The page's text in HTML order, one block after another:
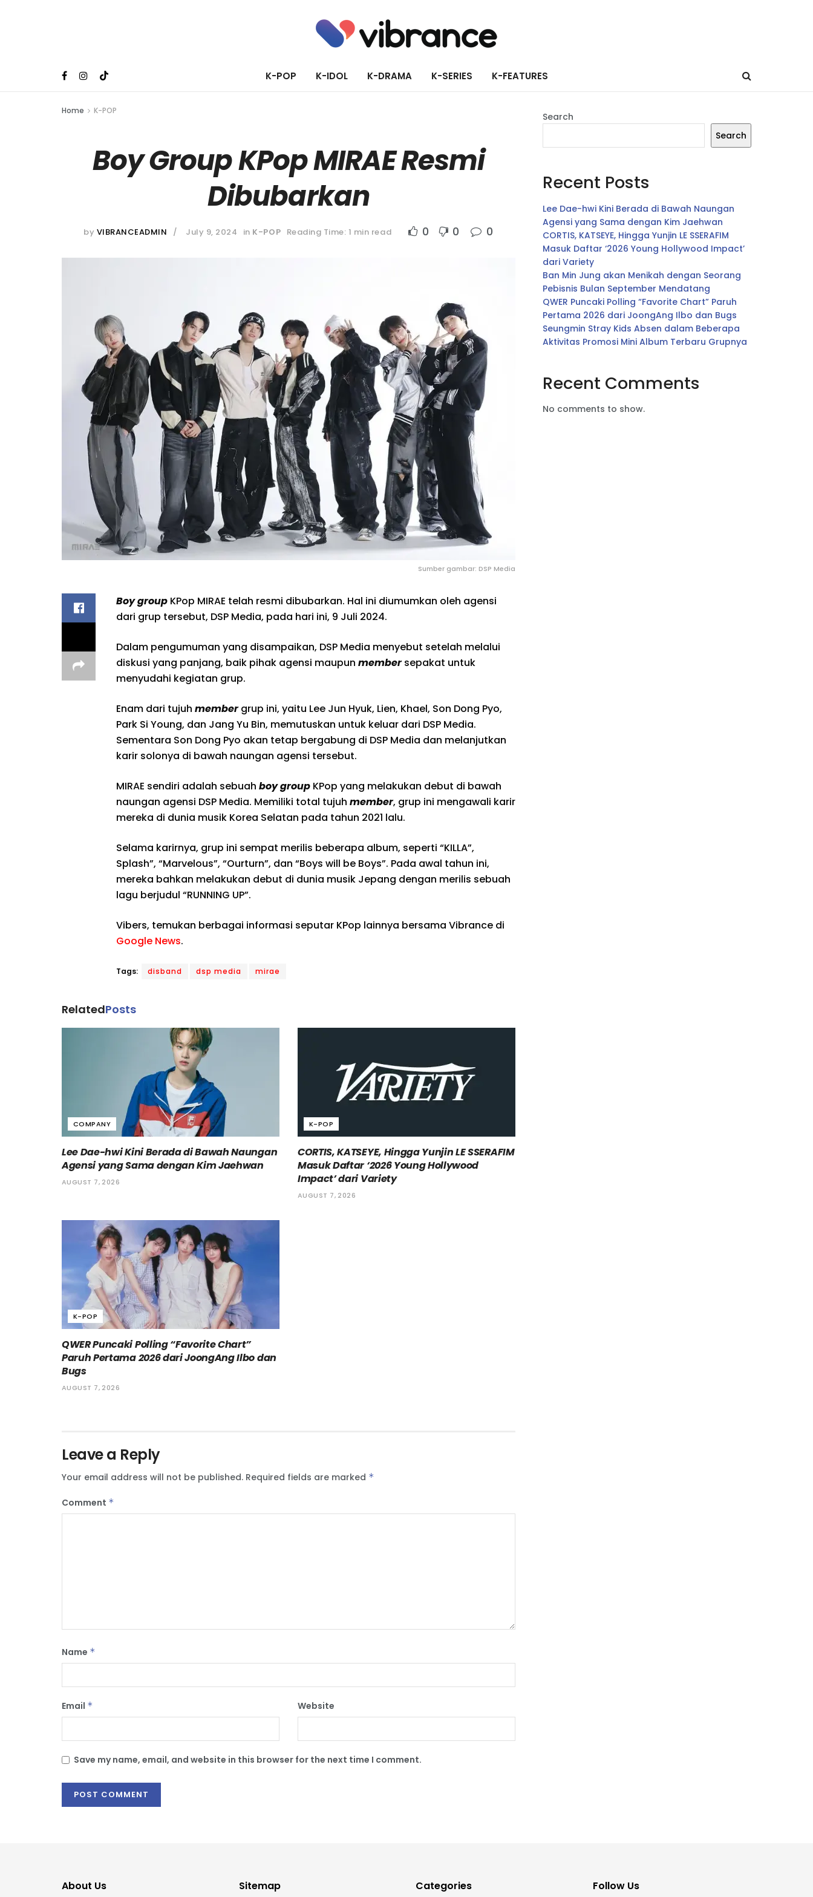
K-POP K-IDOL K-DRAMA K-SERIES K-FEATURES
Home K-POP
Boy Group KPop MIRAE Resmi
Dibubarkan
by VIBRANCEADMIN July 9, 2024 in K-POP Reading Time: 1 min read 0 0 0
Sumber gambar: DSP Media
Boy group KPop MIRAE telah resmi dibubarkan. Hal ini diumumkan oleh agensi
dari grup tersebut, DSP Media, pada hari ini, 9 Juli 2024.
Dalam pengumuman yang disampaikan, DSP Media menyebut setelah melalui
diskusi yang panjang, baik pihak agensi maupun membersepakat untuk
menyudahi kegiatan grup.
Enam dari tujuh membergrup ini, yaitu Lee Jun Hyuk, Lien, Khael, Son Dong Pyo,
Park Si Young, dan Jang Yu Bin, memutuskan untuk keluar dari DSP Media.
Sementara Son Dong Pyo akan tetap bergabung di DSP Media dan melanjutkan
karir solonya di bawah naungan agensi tersebut.
MIRAE sendiri adalah sebuah boy group KPop yang melakukan debut di bawah
naungan agensi DSP Media. Memiliki total tujuh member, grup ini mengawali karir
mereka di dunia musik Korea Selatan pada tahun 2021 lalu.
Selama karirnya, grup ini sempat merilis beberapa album, seperti “KILLA”,
Splash”, “Marvelous”, “Ourturn”, dan “Boys will be Boys”. Pada awal tahun ini,
mereka bahkan melakukan debut di dunia musik Jepang dengan merilis sebuah
lagu berjudul “RUNNING UP”.
Vibers, temukan berbagai informasi seputar KPop lainnya bersama Vibrance di
Google News.
Tags: disband dsp media mirae
RelatedPosts
COMPANY
Lee Dae-hwi Kini Berada di Bawah Naungan
Agensi yang Sama dengan Kim Jaehwan
AUGUST 7, 2026
K-POP
CORTIS, KATSEYE, Hingga Yunjin LE SSERAFIM
Masuk Daftar ‘2026 Young Hollywood
Impact’ dari Variety
AUGUST 7, 2026
K-POP
QWER Puncaki Polling “Favorite Chart”
Paruh Pertama 2026 dari JoongAng Ilbo dan
Bugs
AUGUST 7, 2026
Leave a Reply
Your email address will not be published. Required fields are marked *
Comment *
Name *
Email * Website
Save my name, email, and website in this browser for the next time I comment.
Search
Search
Recent Posts
Lee Dae-hwi Kini Berada di Bawah Naungan
Agensi yang Sama dengan Kim Jaehwan
CORTIS, KATSEYE, Hingga Yunjin LE SSERAFIM
Masuk Daftar ‘2026 Young Hollywood Impact’
dari Variety
Ban Min Jung akan Menikah dengan Seorang
Pebisnis Bulan September Mendatang
QWER Puncaki Polling “Favorite Chart” Paruh
Pertama 2026 dari JoongAng Ilbo dan Bugs
Seungmin Stray Kids Absen dalam Beberapa
Aktivitas Promosi Mini Album Terbaru Grupnya
Recent Comments
No comments to show.
About Us Sitemap Categories Follow Us